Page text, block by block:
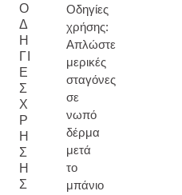
Ο
Δ
Η
ΓΊ
Ε
Σ
Χ
Ρ
Ή
Σ
Η
Σ
Οδηγίες
χρήσης:
Απλώστε
μερικές
σταγόνες
σε
νωπό
δέρμα
μετά
το
μπάνιο